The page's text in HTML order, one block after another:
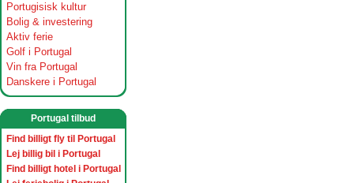
Portugisisk kultur
Bolig & investering
Aktiv ferie
Golf i Portugal
Vin fra Portugal
Danskere i Portugal
Portugal tilbud
Find billigt fly til Portugal
Lej billig bil i Portugal
Find billigt hotel i Portugal